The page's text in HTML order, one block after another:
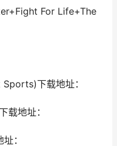
For Life+The
下载地址：
载地址：
：